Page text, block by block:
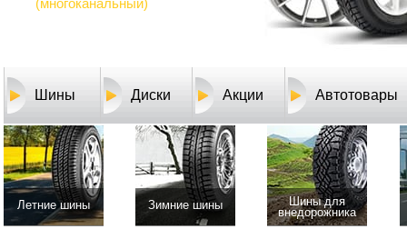
(многоканальный)
Шины Диски Акции Автотовары
Летние шины Зимние шины
Шины для
внедорожника